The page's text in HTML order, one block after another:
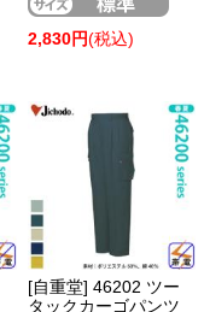
2,830円(税込)
[自重堂] 46202 ツー
タックカーゴパンツ